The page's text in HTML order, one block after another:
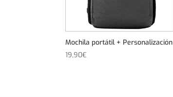
Mochila portátil + Personalización
19,90€